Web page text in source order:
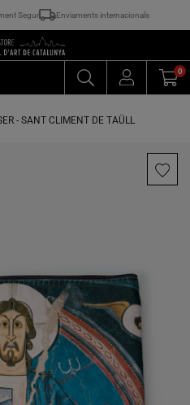
Segur Enviaments internacionals
0
- SANT CLIMENT DE TAÜLL